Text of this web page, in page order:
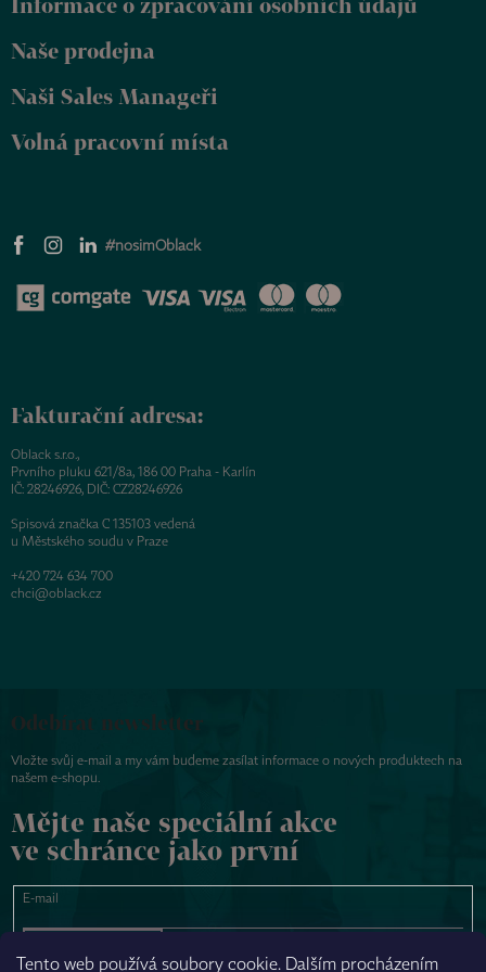
Tento web používá soubory cookie. Dalším procházením
Naše prodejna
Naši Sales Manageři
Volná pracovní místa
#nosimOblack
Fakturační adresa:
Oblack s.r.o.,
Prvního pluku 621/8a, 186 00 Praha - Karlín
IČ: 28246926, DIČ: CZ28246926
Spisová značka C 135103 vedená
u Městského soudu v Praze
+420 724 634 700
chci@oblack.cz
Odebírat newsletter
Vložte svůj e-mail a my vám budeme zasílat informace o nových produktech na
našem e-shopu.
Mějte naše speciální akce
ve schránce jako první
E-mail